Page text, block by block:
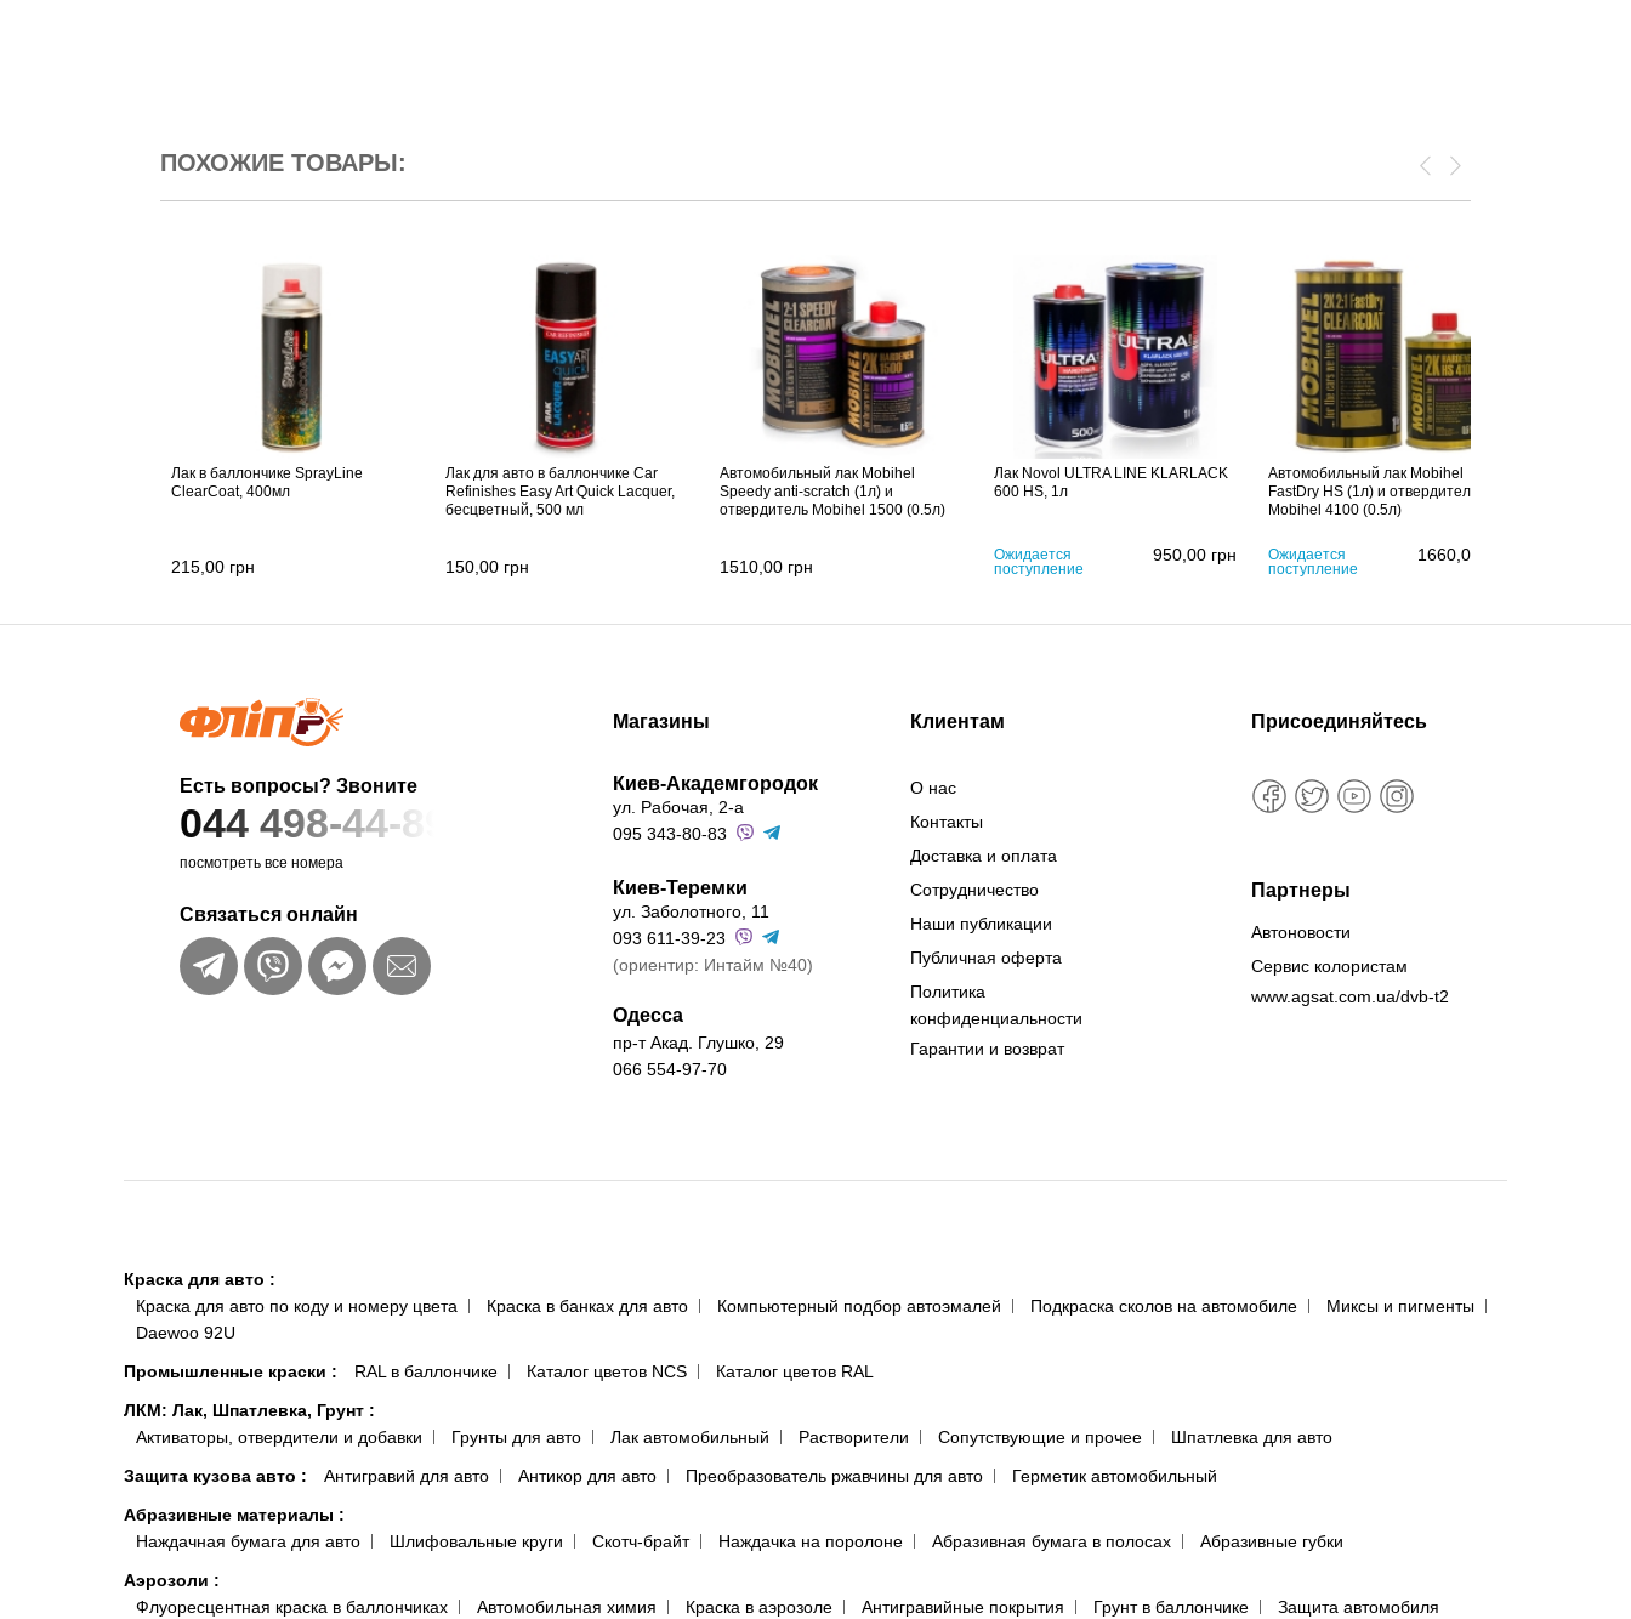
ПОХОЖИЕ ТОВАРЫ:
Лак в баллончике SprayLine
ClearCoat, 400мл
215,00 грн
Лак для авто в баллончике Car
Refinishes Easy Art Quick Lacquer,
бесцветный, 500 мл
150,00 грн
Автомобильный лак Mobihel
Speedy anti-scratch (1л) и
отвердитель Mobihel 1500 (0.5л)
1510,00 грн
Лак Novol ULTRA LINE KLARLACK
600 HS, 1л
Ожидается
поступление
950,00 грн
Автомобильный лак Mobihel
FastDry HS (1л) и отвердитель
Mobihel 4100 (0.5л)
Ожидается
поступление
1660,00
Есть вопросы? Звоните
044 498-44-89
посмотреть все номера
Связаться онлайн
Магазины
Киев-Академгородок
ул. Рабочая, 2-а
095 343-80-83
Киев-Теремки
ул. Заболотного, 11
093 611-39-23
(ориентир: Интайм №40)
Одесса
пр-т Акад. Глушко, 29
066 554-97-70
Клиентам
О нас
Контакты
Доставка и оплата
Сотрудничество
Наши публикации
Публичная оферта
Политика
конфиденциальности
Гарантии и возврат
Присоединяйтесь
Партнеры
Автоновости
Сервис колористам
www.agsat.com.ua/dvb-t2
Краска для авто :
Краска для авто по коду и номеру цвета
Краска в банках для авто Компьютерный подбор автоэмалей Подкраска сколов на автомобиле
Миксы и пигменты
Daewoo 92U
Промышленные краски : RAL в баллончике Каталог цветов NCS
Каталог цветов RAL
ЛКМ: Лак, Шпатлевка, Грунт :
Активаторы, отвердители и добавки
Грунты для авто Лак автомобильный Растворители Сопутствующие и прочее
Шпатлевка для авто
Защита кузова авто : Антигравий для авто Антикор для авто Преобразователь ржавчины для авто
Герметик автомобильный
Абразивные материалы :
Наждачная бумага для авто
Шлифовальные круги Скотч-брайт Наждачка на поролоне Абразивная бумага в полосах
Абразивные губки
Аэрозоли :
Флуоресцентная краска в баллончиках
Автомобильная химия Краска в аэрозоле Антигравийные покрытия Грунт в баллончике
Защита автомобиля